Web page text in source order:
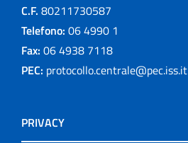
C.F. 80211730587
Telefono: 06 4990 1
Fax: 06 4938 7118
PEC: protocollo.centrale@pec.iss.it
PRIVACY